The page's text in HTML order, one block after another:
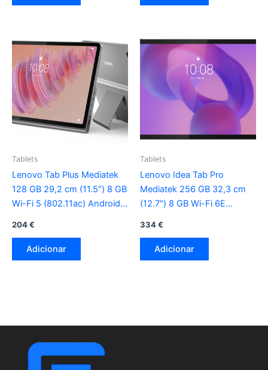
Tablets
Lenovo Tab Plus Mediatek
128 GB 29,2 cm (11.5″) 8 GB
Wi-Fi 5 (802.11ac) Android
204€
Adicionar
Tablets
Lenovo Idea Tab Pro
Mediatek 256 GB 32,3 cm
(12.7″) 8 GB Wi-Fi 6E
334€
Adicionar